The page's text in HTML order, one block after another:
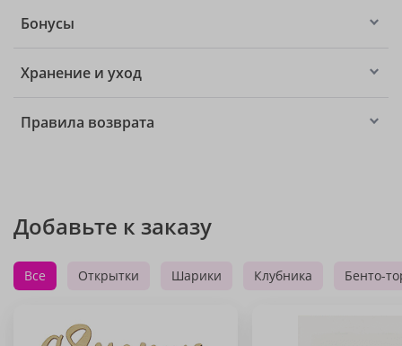
Бонусы
Хранение и уход
Правила возврата
Добавьте к заказу
Все Открытки Шарики Клубника Бенто-